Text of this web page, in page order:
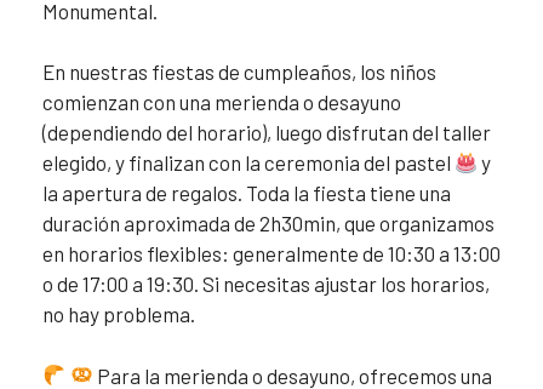
Monumental.
En nuestras fiestas de cumpleaños, los niños
comienzan con una merienda o desayuno
(dependiendo del horario), luego disfrutan del taller
elegido, y finalizan con la ceremonia del pastel
y
la apertura de regalos. Toda la fiesta tiene una
duración aproximada de 2h30min, que organizamos
en horarios flexibles: generalmente de 10:30 a 13:00
o de 17:00 a 19:30. Si necesitas ajustar los horarios,
no hay problema.
Para la merienda o desayuno, ofrecemos una